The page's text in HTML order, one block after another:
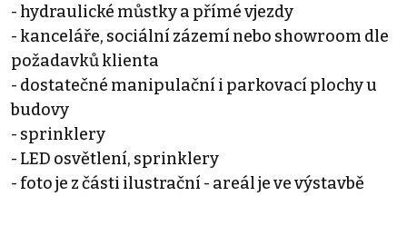
- hydraulické můstky a přímé vjezdy
- kanceláře, sociální zázemí nebo showroom dle
požadavků klienta
- dostatečné manipulační i parkovací plochy u
budovy
- sprinklery
- LED osvětlení, sprinklery
- foto je z části ilustrační - areál je ve výstavbě